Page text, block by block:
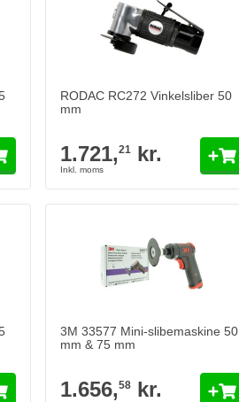
RODAC RC272 Vinkelsliber 50
mm
1.721,21 kr.
3M 33577 Mini-slibemaskine 50
mm & 75 mm
1.656,58 kr.